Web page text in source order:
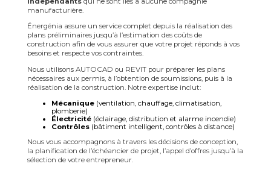
manufacturière.
Énergénia assure un service complet depuis la réalisation des
plans préliminaires jusqu’à l’estimation des coûts de
construction afin de vous assurer que votre projet réponds à vos
besoins et respecte vos contraintes.
Nous utilisons AUTOCAD ou REVIT pour préparer les plans
nécessaires aux permis, à l’obtention de soumissions, puis à la
réalisation de la construction. Notre expertise inclut:
Mécanique(ventilation, chauffage, climatisation,
plomberie)
Électricité(éclairage, distribution et alarme incendie)
Contrôles(bâtiment intelligent, contrôles à distance)
Nous vous accompagnons à travers les décisions de conception,
la planification de l’échéancier de projet, l’appel d’offres jusqu’à la
sélection de votre entrepreneur.